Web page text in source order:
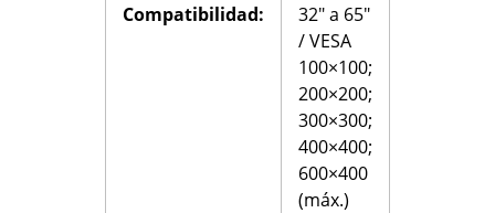
Compatibilidad:
32″ a 65″
/ VESA
100×100;
200×200;
300×300;
400×400;
600×400
(máx.)